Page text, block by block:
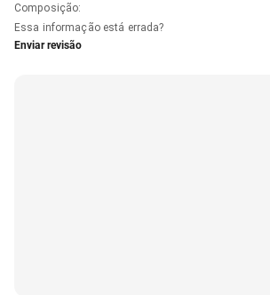
Composição:
Essa informação está errada?
Enviar revisão